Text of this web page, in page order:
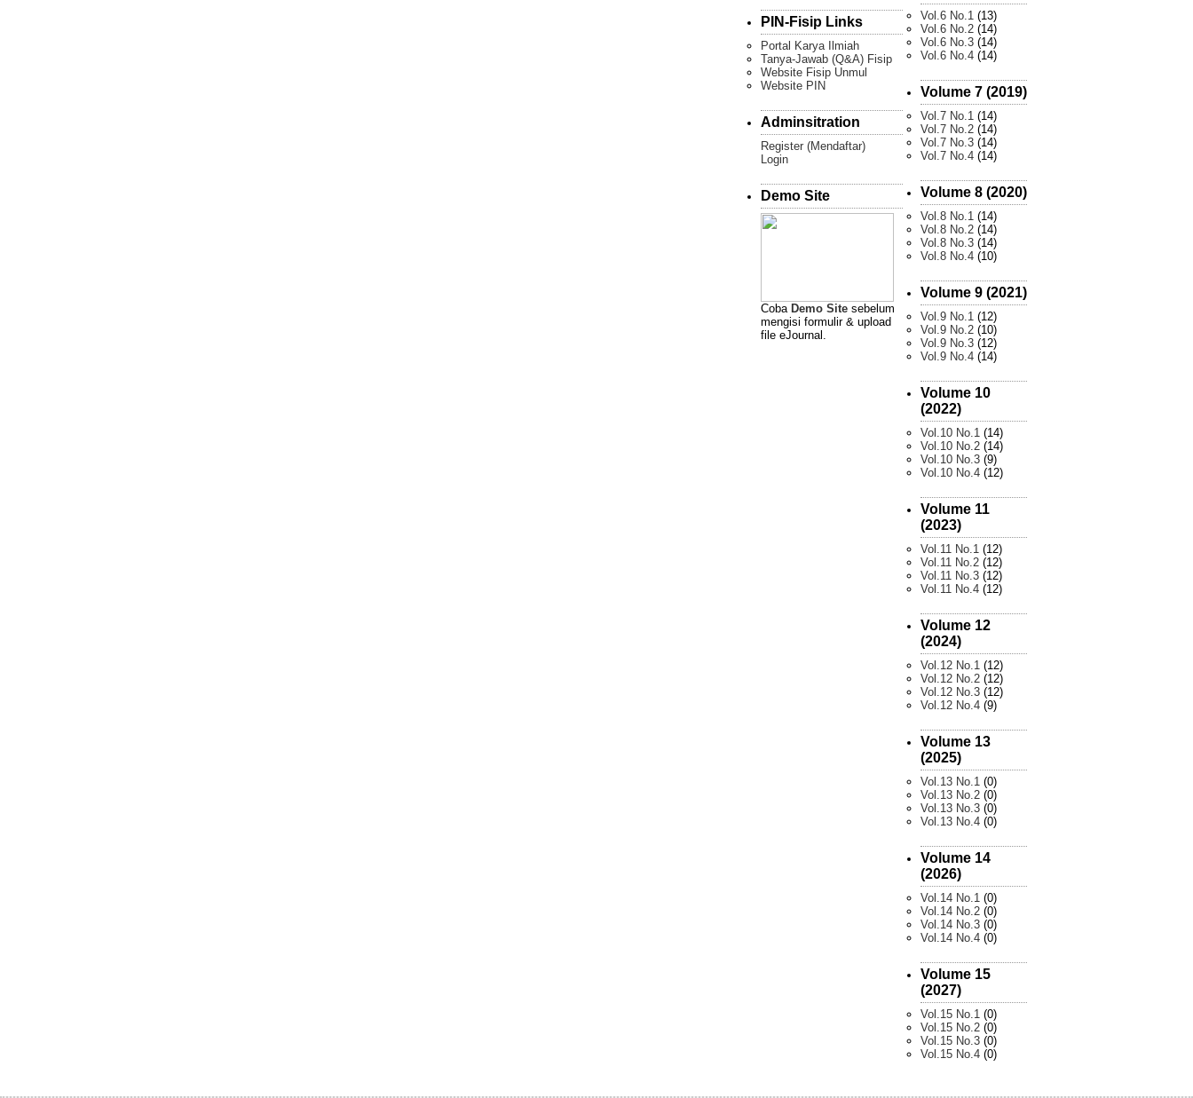
PIN-Fisip Links
Portal Karya Ilmiah
Tanya-Jawab (Q&A) Fisip
Website Fisip Unmul
Website PIN
Adminsitration
Register (Mendaftar)
Login
Demo Site
Coba Demo Site sebelum
mengisi formulir & upload
file eJournal.
Vol.6 No.1 (13)
Vol.6 No.2 (14)
Vol.6 No.3 (14)
Vol.6 No.4 (14)
Volume 7 (2019)
Vol.7 No.1 (14)
Vol.7 No.2 (14)
Vol.7 No.3 (14)
Vol.7 No.4 (14)
Volume 8 (2020)
Vol.8 No.1 (14)
Vol.8 No.2 (14)
Vol.8 No.3 (14)
Vol.8 No.4 (10)
Volume 9 (2021)
Vol.9 No.1 (12)
Vol.9 No.2 (10)
Vol.9 No.3 (12)
Vol.9 No.4 (14)
Volume 10
(2022)
Vol.10 No.1 (14)
Vol.10 No.2 (14)
Vol.10 No.3 (9)
Vol.10 No.4 (12)
Volume 11
(2023)
Vol.11 No.1 (12)
Vol.11 No.2 (12)
Vol.11 No.3 (12)
Vol.11 No.4 (12)
Volume 12
(2024)
Vol.12 No.1 (12)
Vol.12 No.2 (12)
Vol.12 No.3 (12)
Vol.12 No.4 (9)
Volume 13
(2025)
Vol.13 No.1 (0)
Vol.13 No.2 (0)
Vol.13 No.3 (0)
Vol.13 No.4 (0)
Volume 14
(2026)
Vol.14 No.1 (0)
Vol.14 No.2 (0)
Vol.14 No.3 (0)
Vol.14 No.4 (0)
Volume 15
(2027)
Vol.15 No.1 (0)
Vol.15 No.2 (0)
Vol.15 No.3 (0)
Vol.15 No.4 (0)